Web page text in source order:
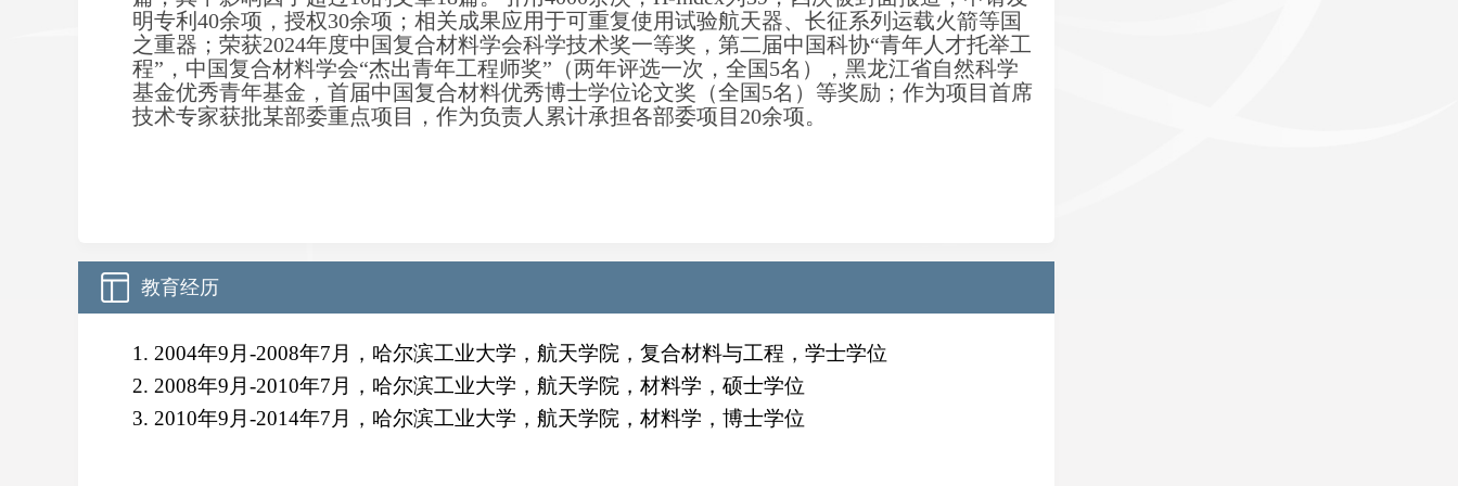
明专利40余项，授权30余项；相关成果应用于可重复使用试验航天器、长征系列运载火箭等国
之重器；荣获2024年度中国复合材料学会科学技术奖一等奖，第二届中国科协“青年人才托举工
程”，中国复合材料学会“杰出青年工程师奖”（两年评选一次，全国5名），黑龙江省自然科学
基金优秀青年基金，首届中国复合材料优秀博士学位论文奖（全国5名）等奖励；作为项目首席
技术专家获批某部委重点项目，作为负责人累计承担各部委项目20余项。
教育经历
1. 2004年9 月 -2008年7 月，哈尔滨工业大学，航天学院，复合材料与工程，学士学位
2. 2008年9 月 -2010年7 月，哈尔滨工业大学，航天学院，材料学，硕士学位
3. 2010年9 月 -2014年7 月，哈尔滨工业大学，航天学院，材料学，博士学位